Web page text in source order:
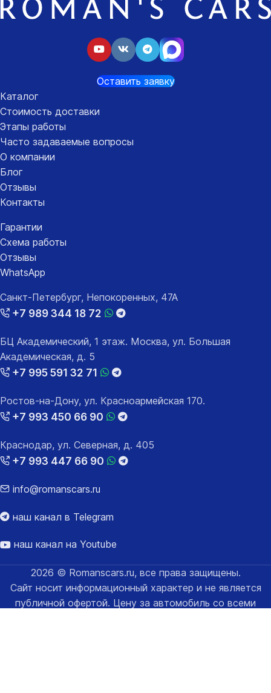
Оставить заявку
Каталог
Стоимость доставки
Этапы работы
Часто задаваемые вопросы
О компании
Блог
Отзывы
Контакты
Гарантии
Схема работы
Отзывы
WhatsApp
Санкт-Петербург, Непокоренных, 47А
+7 989 344 18 72
БЦ Академический, 1 этаж. Москва, ул. Большая
Академическая, д. 5
+7 995 591 32 71
Ростов-на-Дону, ул. Красноармейская 170.
+7 993 450 66 90
Краснодар, ул. Северная, д. 405
+7 993 447 66 90
info@romanscars.ru
наш канал в Telegram
наш канал на Youtube
2026 © Romanscars.ru, все права защищены.
Сайт носит информационный характер и не является
публичной офертой. Цену за автомобиль со всеми